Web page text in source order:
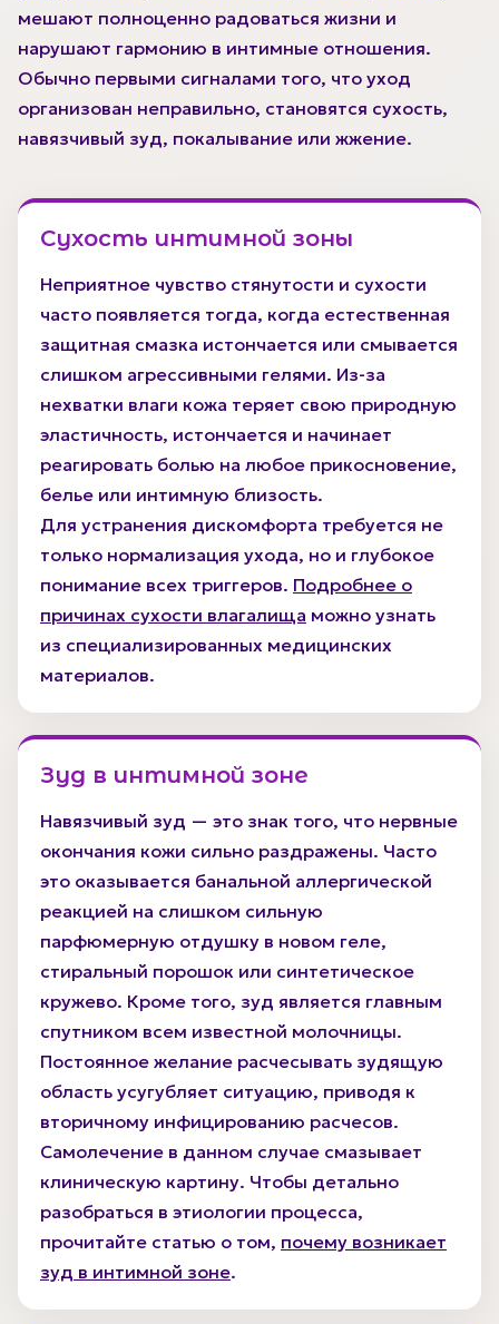
мешают полноценно радоваться жизни и
нарушают гармонию в интимные отношения.
Обычно первыми сигналами того, что уход
организован неправильно, становятся сухость,
навязчивый зуд, покалывание или жжение.
Сухость интимной зоны
Неприятное чувство стянутости и сухости
часто появляется тогда, когда естественная
защитная смазка истончается или смывается
слишком агрессивными гелями. Из-за
нехватки влаги кожа теряет свою природную
эластичность, истончается и начинает
реагировать болью на любое прикосновение,
белье или интимную близость.
Для устранения дискомфорта требуется не
только нормализация ухода, но и глубокое
понимание всех триггеров. Подробнее о
причинах сухости влагалища можно узнать
из специализированных медицинских
материалов.
Зуд в интимной зоне
Навязчивый зуд — это знак того, что нервные
окончания кожи сильно раздражены. Часто
это оказывается банальной аллергической
реакцией на слишком сильную
парфюмерную отдушку в новом геле,
стиральный порошок или синтетическое
кружево. Кроме того, зуд является главным
спутником всем известной молочницы.
Постоянное желание расчесывать зудящую
область усугубляет ситуацию, приводя к
вторичному инфицированию расчесов.
Самолечение в данном случае смазывает
клиническую картину. Чтобы детально
разобраться в этиологии процесса,
прочитайте статью о том, почему возникает
зуд в интимной зоне.